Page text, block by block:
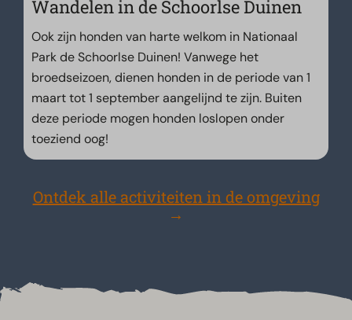
Wandelen in de Schoorlse Duinen
Ook zijn honden van harte welkom in Nationaal
Park de Schoorlse Duinen! Vanwege het
broedseizoen, dienen honden in de periode van 1
maart tot 1 september aangelijnd te zijn. Buiten
deze periode mogen honden loslopen onder
toeziend oog!
Ontdek alle activiteiten in de omgeving
→